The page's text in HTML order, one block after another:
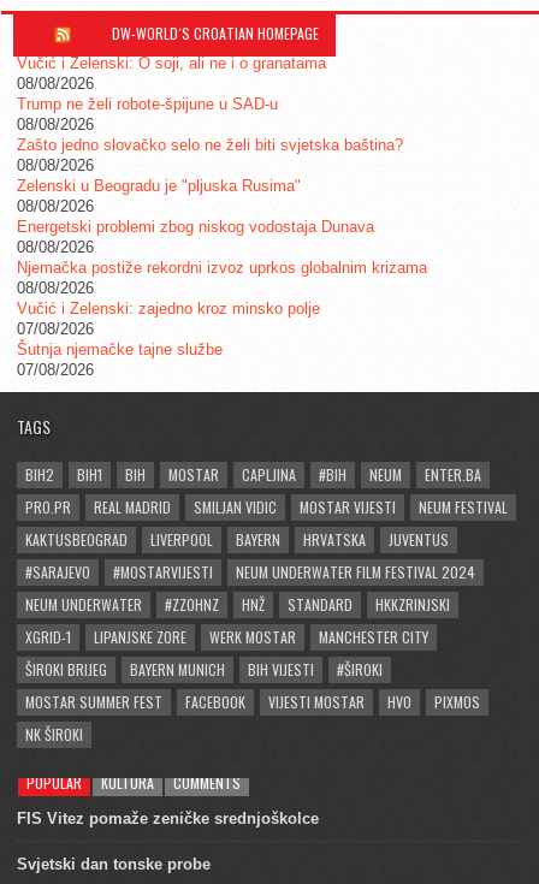
DW-WORLD´S CROATIAN HOMEPAGE
Vučić i Zelenski: O soji, ali ne i o granatama
08/08/2026
Trump ne želi robote-špijune u SAD-u
08/08/2026
Zašto jedno slovačko selo ne želi biti svjetska baština?
08/08/2026
Zelenski u Beogradu je "pljuska Rusima"
08/08/2026
Energetski problemi zbog niskog vodostaja Dunava
08/08/2026
Njemačka postiže rekordni izvoz uprkos globalnim krizama
08/08/2026
Vučić i Zelenski: zajedno kroz minsko polje
07/08/2026
Šutnja njemačke tajne službe
07/08/2026
TAGS
BIH2 BIH1 BIH MOSTAR CAPLJINA #BIH NEUM
ENTER.BA
PRO.PR
REAL MADRID SMILJAN VIDIC MOSTAR VIJESTI
NEUM FESTIVAL
KAKTUSBEOGRAD
LIVERPOOL BAYERN HRVATSKA
JUVENTUS
#SARAJEVO
#MOSTARVIJESTI
NEUM UNDERWATER FILM FESTIVAL 2024
NEUM UNDERWATER
#ZZOHNZ HNŽ STANDARD
HKKZRINJSKI
XGRID-1
LIPANJSKE ZORE WERK MOSTAR
MANCHESTER CITY
ŠIROKI BRIJEG
BAYERN MUNICH BIH VIJESTI
#ŠIROKI
MOSTAR SUMMER FEST
FACEBOOK VIJESTI MOSTAR HVO
PIXMOS
NK ŠIROKI
POPULAR KULTURA COMMENTS
FIS Vitez pomaže zeničke srednjoškolce
Svjetski dan tonske probe